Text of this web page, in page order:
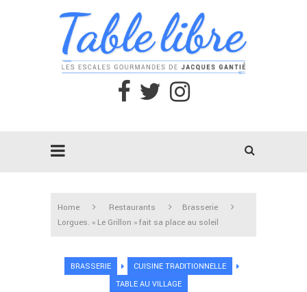
Home Restaurants
Brasserie
Lorgues. « Le Grillon » fait sa place au soleil
BRASSERIE
CUISINE TRADITIONNELLE
TABLE AU VILLAGE